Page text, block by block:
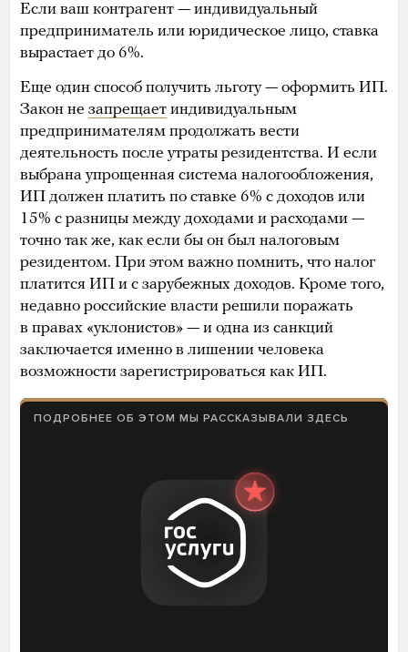
Если ваш контрагент — индивидуальный
предприниматель или юридическое лицо, ставка
вырастает до 6%.
Еще один способ получить льготу — оформить ИП.
Закон не запрещает индивидуальным
предпринимателям продолжать вести
деятельность после утраты резидентства. И если
выбрана упрощенная система налогообложения,
ИП должен платить по ставке 6% с доходов или
15% с разницы между доходами и расходами —
точно так же, как если бы он был налоговым
резидентом. При этом важно помнить, что налог
платится ИП и с зарубежных доходов. Кроме того,
недавно российские власти решили поражать
в правах «уклонистов» — и одна из санкций
заключается именно в лишении человека
возможности зарегистрироваться как ИП.
ПОДРОБНЕЕ ОБ ЭТОМ МЫ РАССКАЗЫВАЛИ ЗДЕСЬ